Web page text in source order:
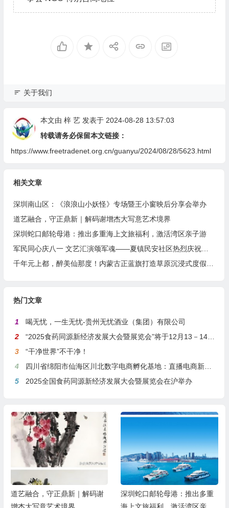
关于我们
本文由 梓 艺发表于 2024-08-28 13:57:03
转载请务必保留本文链接：
https://www.freetradenet.org.cn/guanyu/2024/08/28/5623.html
相关文章
深圳南山区：《浪浪山小妖怪》专场暨王小窗映后分享会举办
道艺融合，守正鼎新｜解码谢增杰大写意艺术境界
深圳蛇口邮轮母港：推出多重海上文旅福利，激活湾区亲子游
军民同心庆八一 文艺汇演颂军魂——夏镇民安社区热烈庆祝建军99周年
热门文章
1
喝无忧，一生无忧-贵州无忧酒业（集团）有限公司
2
“2025食药同源新经济发展大会暨展览会”将于12月13－14日在沪举行
3
“干净世界”不干净！
4
四川省绵阳市仙海区川北数字电商孵化基地：直播电商新引擎，预计年产值达5亿
5
2025全国食药同源新经济发展大会暨展览会在沪举办
道艺融合，守正鼎新｜解码谢
增杰大写意艺术境界
深圳蛇口邮轮母港：推出多重
海上文旅福利，激活湾区亲子